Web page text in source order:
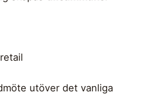
utöver det vanliga